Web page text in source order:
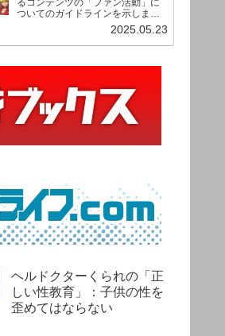
るコンテンツの「ファン活動」に
ついてのガイドラインを示しま
す。ご利用の場合は当ガイドライ
ンを遵守して頂けますよう、よろ
しくお願い申し上げます。
2025.05.23
ヘルドクターくられの「正
しい性教育」：子供の性を
歪めてはならない